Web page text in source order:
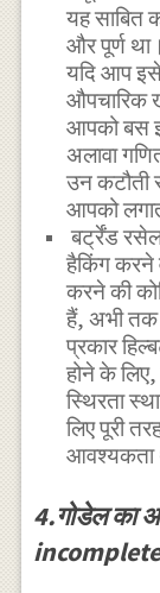
यह साबित
और पूर्ण
यदि आप
औपचारिक
आपको बस
अलावा
उन कटौती
आपको
बर्ट्रेंड
हैकिंग करने
करने की
हैं, अभी
प्रकार
होने के
स्थिरता
लिए पूरी
आवश्यकता
4.गोडेल का